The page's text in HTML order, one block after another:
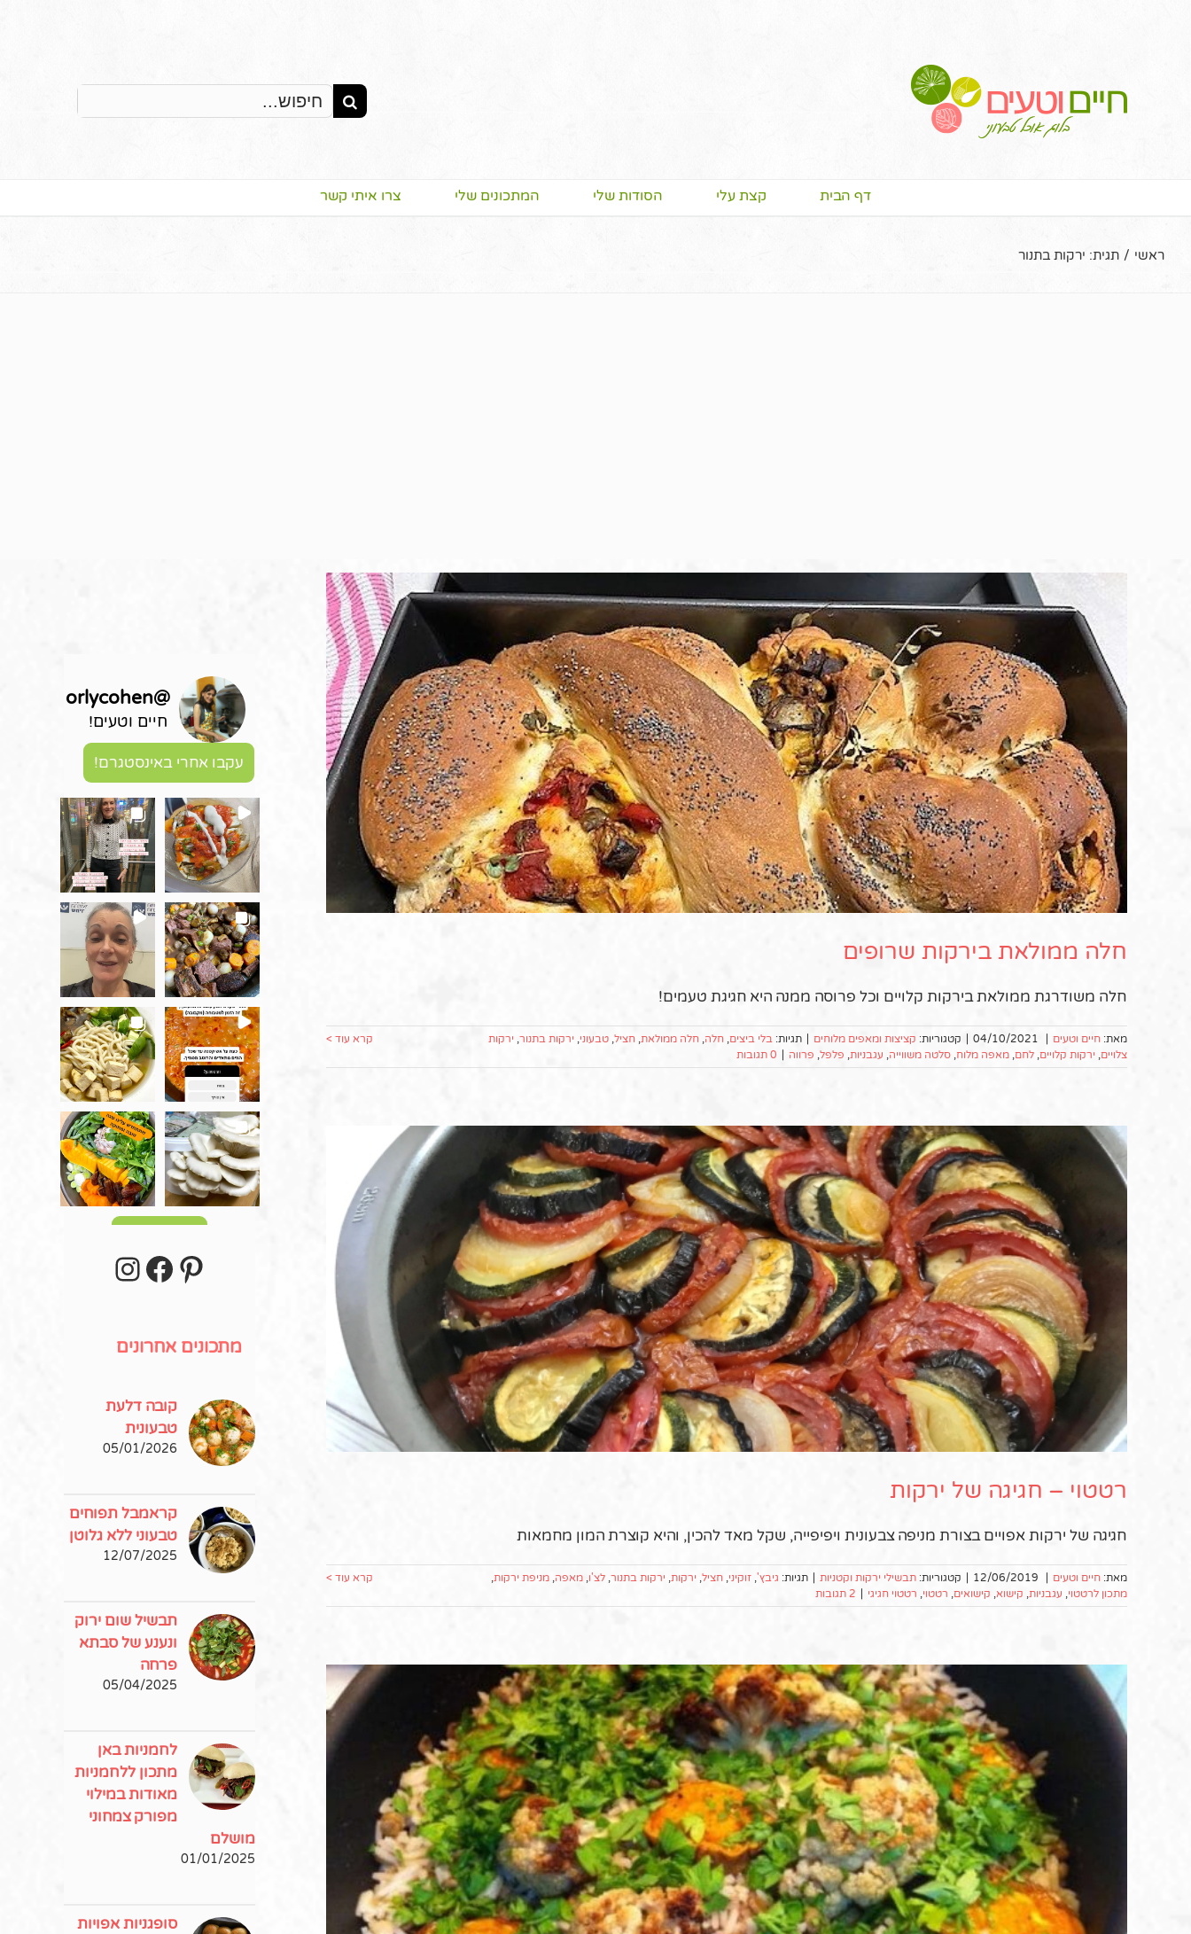
Search
for:
דף הבית קצת עלי הסודות שלי המתכונים שלי צרו איתי קשר
ראשי / תגית: ירקות בתנור
חלה ממולאת בירקות שרופים
חלה משודרגת ממולאת בירקות קלויים וכל פרוסה ממנה היא חגיגת טעמים!
מאת: חיים וטעים 04/10/2021 קטגוריות: קציצות ומאפים מלוחים תגיות: בלי ביצים, חלה, חלה ממולאת, חציל, טבעוני, ירקות בתנור, ירקות
צלויים, ירקות קלויים, לחם, מאפה מלוח, סלטה משווייה, עגבניות, פלפל, פרווה 0 תגובות
קרא עוד >
רטטוי – חגיגה של ירקות
חגיגה של ירקות אפויים בצורת מניפה צבעונית ויפיפייה, שקל מאד להכין, והיא קוצרת המון מחמאות
מאת: חיים וטעים |
12/06/2019
| קטגוריות: תבשילי ירקות וקטניות | תגיות: גיבץ' זוקיני חציל ירקות ירקות בתנור לצ'ו מאפה מניפת ירקות
מתכון לרטטוי עגבניות קישוא קישואים רטטוי רטטוי חגיגי | 2 תגובות
קרא עוד >
@
orlycohen
חיים וטעים!
עקבו אחרי באינסטגרם!
Pinterest
מתכונים אחרונים
קובה דלעת
טבעונית
05/01/2026
קראמבל תפוחים
טבעוני ללא גלוטן
12/07/2025
תבשיל שום ירוק
ונענע של סבתא
פרחה
05/04/2025
לחמניות באן
מתכון ללחמניות
מאודות במילוי
מפורק צמחוני
מושלם
01/01/2025
סופגניות אפויות